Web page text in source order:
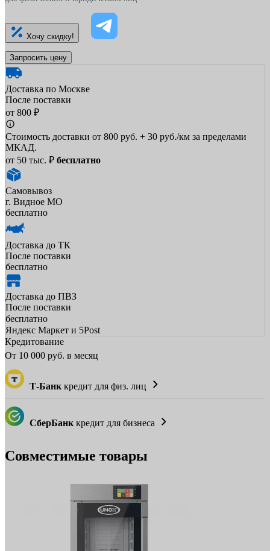
Хочу скидку!
Запросить цену
Доставка по Москве
После поставки
от 800 ₽
Стоимость доставки от 800 руб. + 30 руб./км за пределами
МКАД.
от 50 тыс. ₽ бесплатно
Самовывоз
г. Видное МО
бесплатно
Доставка до ТК
После поставки
бесплатно
Доставка до ПВЗ
После поставки
бесплатно
Яндекс Маркет и 5Post
Кредитование
От 10 000 руб. в месяц
Т-Банк кредит для физ. лиц
СберБанк кредит для бизнеса
Совместимые товары